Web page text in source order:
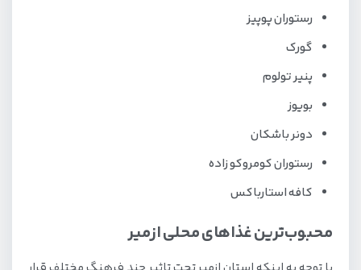
رستوران پوپیز
گورک
پنیر تولوم
بویوز
دونر باشکان
رستوران کومروکو زاده
کافه استارباکس
محبوب‌ترین غذاهای محلی ازمیر